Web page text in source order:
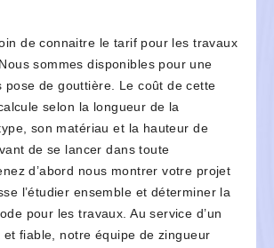
de connaitre le tarif pour les travaux
sommes disponibles pour une
pose de gouttière. Le coût de cette
selon la longueur de la
son matériau et la hauteur de
de se lancer dans toute
d’abord nous montrer votre projet
l’étudier ensemble et déterminer la
pour les travaux. Au service d’un
fiable, notre équipe de zingueur